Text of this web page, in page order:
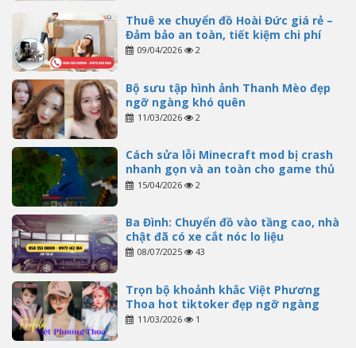
Thuê xe chuyển đồ Hoài Đức giá rẻ –
Đảm bảo an toàn, tiết kiệm chi phí
09/04/2026 2
Bộ sưu tập hình ảnh Thanh Mèo đẹp
ngỡ ngàng khó quên
11/03/2026 2
Cách sửa lỗi Minecraft mod bị crash
nhanh gọn và an toàn cho game thủ
15/04/2026 2
Ba Đình: Chuyển đồ vào tầng cao, nhà
chật đã có xe cắt nóc lo liệu
08/07/2025 43
Trọn bộ khoảnh khắc Việt Phương
Thoa hot tiktoker đẹp ngỡ ngàng
11/03/2026 1